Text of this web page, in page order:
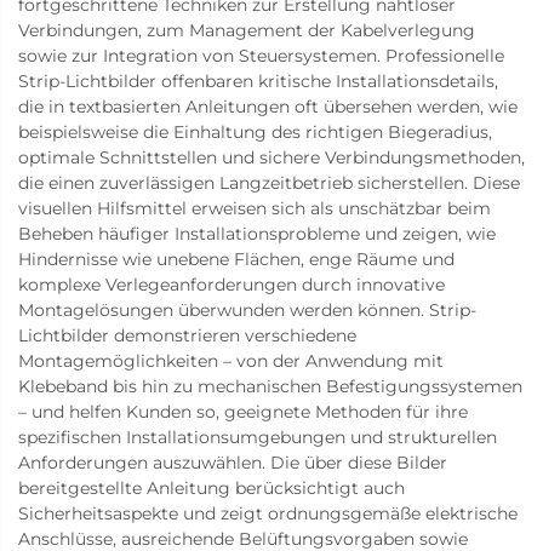
Verbindungen, zum Management der Kabelverlegung
sowie zur Integration von Steuersystemen. Professionelle
Strip-Lichtbilder offenbaren kritische Installationsdetails,
die in textbasierten Anleitungen oft übersehen werden, wie
beispielsweise die Einhaltung des richtigen Biegeradius,
optimale Schnittstellen und sichere Verbindungsmethoden,
die einen zuverlässigen Langzeitbetrieb sicherstellen. Diese
visuellen Hilfsmittel erweisen sich als unschätzbar beim
Beheben häufiger Installationsprobleme und zeigen, wie
Hindernisse wie unebene Flächen, enge Räume und
komplexe Verlegeanforderungen durch innovative
Montagelösungen überwunden werden können. Strip-
Lichtbilder demonstrieren verschiedene
Montagemöglichkeiten – von der Anwendung mit
Klebeband bis hin zu mechanischen Befestigungssystemen
– und helfen Kunden so, geeignete Methoden für ihre
spezifischen Installationsumgebungen und strukturellen
Anforderungen auszuwählen. Die über diese Bilder
bereitgestellte Anleitung berücksichtigt auch
Sicherheitsaspekte und zeigt ordnungsgemäße elektrische
Anschlüsse, ausreichende Belüftungsvorgaben sowie